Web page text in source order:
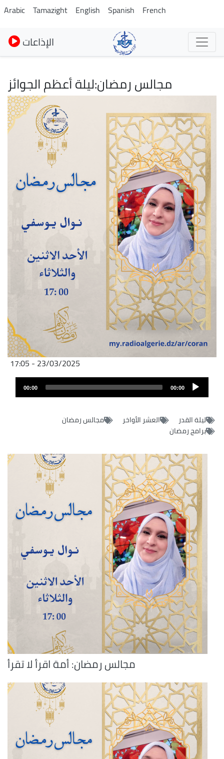
Skip
to
main
content
Arabic Tamazight English Spanish French
الإذاعات
مجالس رمضان:ليلة أعظم الجوائز
23/03/2025 - 17:05
00:00
00:00
ليلة القدر العشر الأواخر
مجالس رمضان
برامج رمضان
مجالس رمضان: أمة اقرأ لا تقرأ